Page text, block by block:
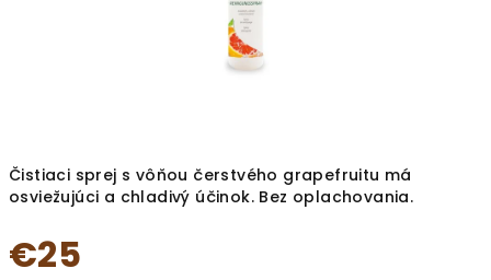
Čistiaci sprej s vôňou čerstvého grapefruitu má
osviežujúci a chladivý účinok. Bez oplachovania.
€25